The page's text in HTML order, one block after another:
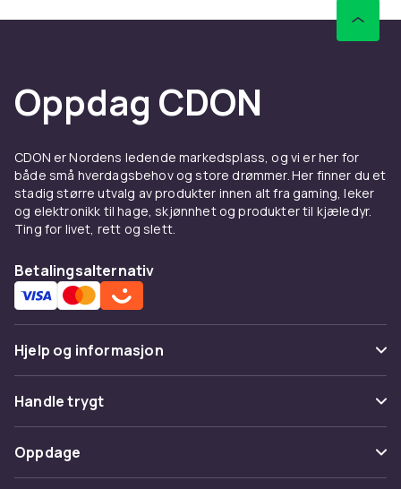
Bygg med ATX, Micro-ATX
Miditower-kabinettet passer til flere
hovedkortformater, men er primært designet
for ATX. Dette betyr at du får fleksibilitet når du
velger et oppsett – med plass til kraftige
grafikkort, flere lagringsenheter og
kjølealternativer. Et godt kabinett for de som vil
starte enkelt, men kunne oppgradere smart.
Enklere å bygge inn – mer
plass å tenke på
Installasjonen blir enklere når kabinettet gir
deg mer slingringsmonn. Flere fester, flere
viftespor og bedre kabelføring gjør byggingen
Oppdag CDON
CDON er Nordens ledende markedsplass, og vi er her for
både små hverdagsbehov og store drømmer. Her finner du et
stadig større utvalg av produkter innen alt fra gaming, leker
og elektronikk til hage, skjønnhet og produkter til kjæledyr.
Ting for livet, rett og slett.
Betalingsalternativ
Hjelp og informasjon
Vanlige spørsmål
Spor pakke
Angre & returner her
Handle trygt
Betaling
Levering
Oppdage